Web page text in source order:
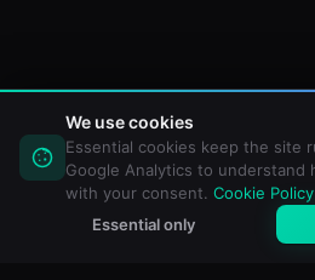
We use cookies
Essential cookies keep the site
Google Analytics to
with your consent. Cookie Policy
Essential only